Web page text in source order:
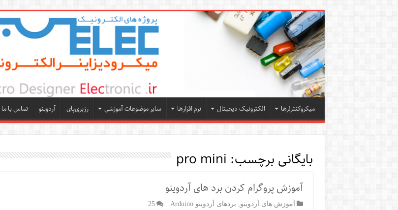
میکروکنترلرها الکترونیک دیجیتال نرم افزارها سایر موضوعات آموزشی رزبری‌پای آردوینو تماس با ما
بایگانی برچسب: pro mini
آموزش پروگرام کردن برد های آردوینو
آموزش های آردوینو بردهای آردوینو Arduino 25